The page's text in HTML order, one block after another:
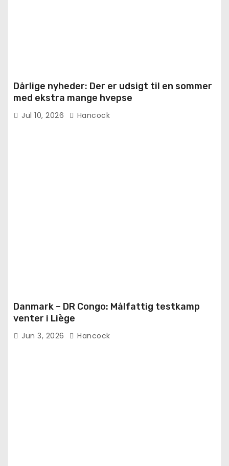
Dårlige nyheder: Der er udsigt til en sommer
med ekstra mange hvepse
Jul 10, 2026 Hancock
Danmark – DR Congo: Målfattig testkamp
venter i Liège
Jun 3, 2026 Hancock